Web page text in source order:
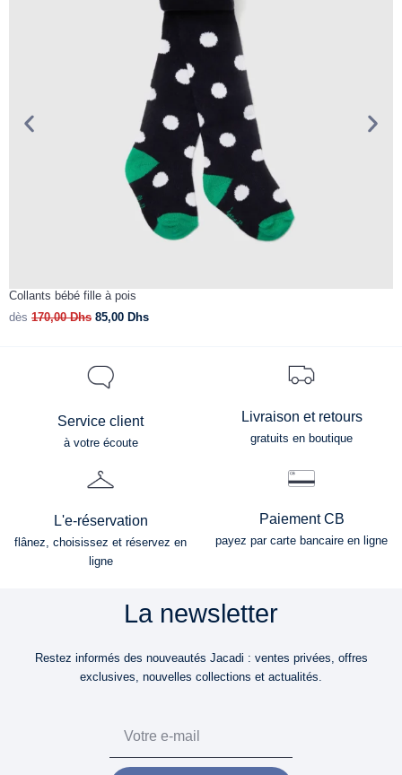
Collants bébé fille à pois
dès 170,00Dhs 85,00 Dhs
Service client
à votre écoute
Livraison et retours
gratuits en boutique
L'e-réservation
flânez, choisissez et réservez en
ligne
Paiement CB
payez par carte bancaire en ligne
La newsletter
Restez informés des nouveautés Jacadi : ventes privées, offres
exclusives, nouvelles collections et actualités.